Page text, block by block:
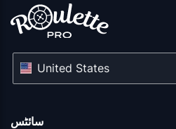
سائٹس
United States